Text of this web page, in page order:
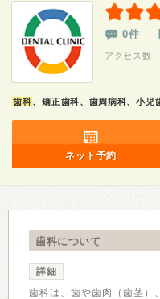
0件
アクセス数
歯科、矯正歯科、歯周病科、小児
ネット予約
歯科について
詳細
歯科は、歯や歯肉（歯茎）